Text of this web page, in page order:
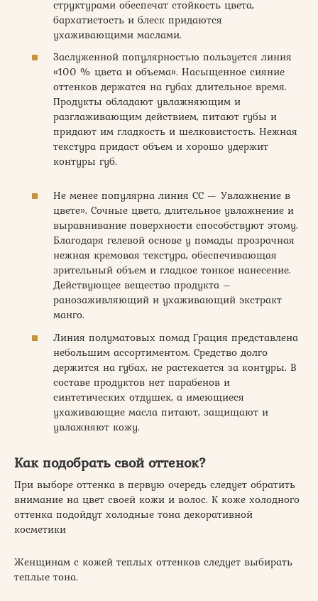
структурами обеспечат стойкость цвета,
бархатистость и блеск придаются
ухаживающими маслами.
Заслуженной популярностью пользуется линия
«100 % цвета и объема». Насыщенное сияние
оттенков держатся на губах длительное время.
Продукты обладают увлажняющим и
разглаживающим действием, питают губы и
придают им гладкость и шелковистость. Нежная
текстура придаст объем и хорошо удержит
контуры губ.
Не менее популярна линия СС — Увлажнение в
цвете». Сочные цвета, длительное увлажнение и
выравнивание поверхности способствуют этому.
Благодаря гелевой основе у помады прозрачная
нежная кремовая текстура, обеспечивающая
зрительный объем и гладкое тонкое нанесение.
Действующее вещество продукта –
ранозаживляющий и ухаживающий экстракт
манго.
Линия полуматовых помад Грация представлена
небольшим ассортиментом. Средство долго
держится на губах, не растекается за контуры. В
составе продуктов нет парабенов и
синтетических отдушек, а имеющиеся
ухаживающие масла питают, защищают и
увлажняют кожу.
Как подобрать свой оттенок?
При выборе оттенка в первую очередь следует обратить
внимание на цвет своей кожи и волос. К коже холодного
оттенка подойдут холодные тона декоративной
косметики
Женщинам с кожей теплых оттенков следует выбирать
теплые тона.